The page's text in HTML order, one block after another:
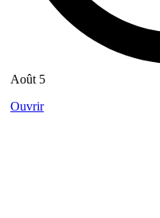
Août 5
Ouvrir